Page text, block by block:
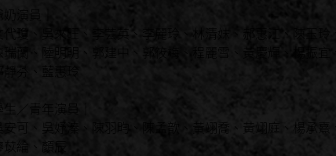
陳瑞蘭、陸明明、郭建中、郭筱梅、程麗雪、黃慶輝、楊振宜、
學生／青年演員｜
吳安可、吳妤溱、陳羽昀、陳孟歆、黃翊喬、黃翊庭、楊承熹、
廖苡綸、顏辰